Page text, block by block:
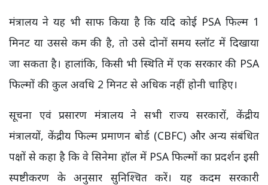
मंत्रालय ने यह भी साफ किया है कि यदि कोई PSA फिल्म 1
मिनट या उससे कम की है, तो उसे दोनों समय स्लॉट में दिखाया
जा सकता है। हालांकि, किसी भी स्थिति में एक सरकार की PSA
फिल्मों की कुल अवधि 2 मिनट से अधिक नहीं होनी चाहिए।
सूचना एवं प्रसारण मंत्रालय ने सभी राज्य सरकारों, केंद्रीय
मंत्रालयों, केंद्रीय फिल्म प्रमाणन बोर्ड (CBFC) और अन्य संबंधित
पक्षों से कहा है कि वे सिनेमा हॉल में PSA फिल्मों का प्रदर्शन इसी
स्पष्टीकरण के अनुसार सुनिश्चित करें। यह कदम सरकारी